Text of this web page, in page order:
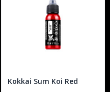
Kokkai Sum Koi Red